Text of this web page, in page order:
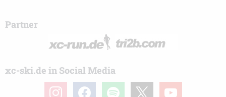
Partner
xc-ski.de in Social Media
instagramfacebook spotify youtube